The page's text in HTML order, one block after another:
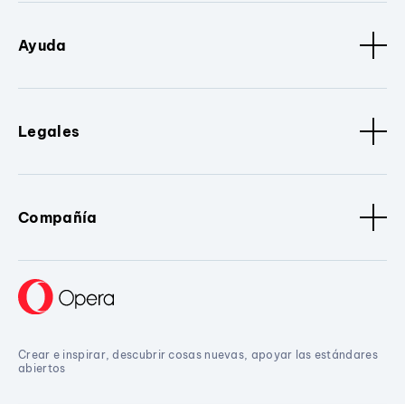
Ayuda
Legales
Compañía
Crear e inspirar, descubrir cosas nuevas, apoyar las estándares
abiertos